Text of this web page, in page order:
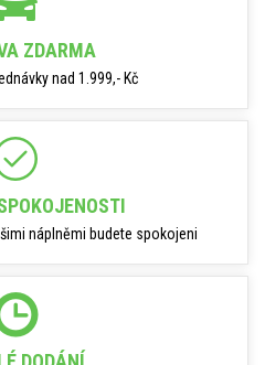
ZDARMA
nad 1.999,- Kč
náplněmi budete spokojeni